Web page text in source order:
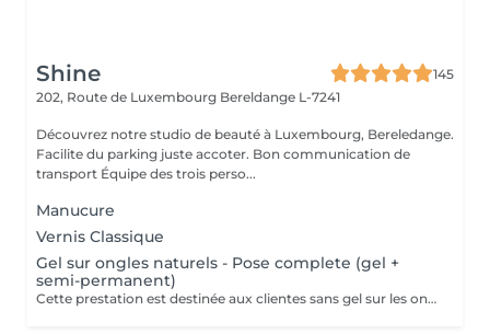
Shine
145
202, Route de Luxembourg Bereldange L-7241
Découvrez notre studio de beauté à Luxembourg, Bereledange.
Facilite du parking juste accoter. Bon communication de
transport Équipe des trois perso...
Manucure
Vernis Classique
Gel sur ongles naturels - Pose complete (gel +
semi-permanent)
Cette prestation est destinée aux clientes sans gel sur les ongles. Application du gel sur ongles naturels avec finition en vernis semi-permanent. Ne convient pas pour une correction.